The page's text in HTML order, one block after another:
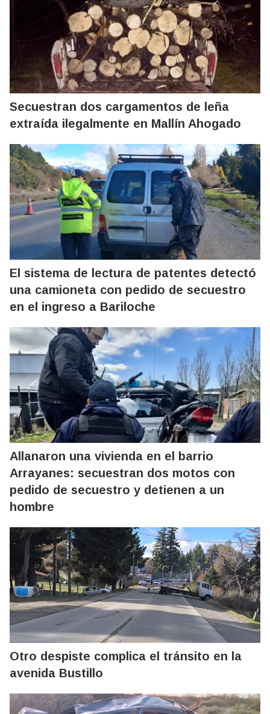
Secuestran dos cargamentos de leña
extraída ilegalmente en Mallín Ahogado
El sistema de lectura de patentes detectó
una camioneta con pedido de secuestro
en el ingreso a Bariloche
Allanaron una vivienda en el barrio
Arrayanes: secuestran dos motos con
pedido de secuestro y detienen a un
hombre
Otro despiste complica el tránsito en la
avenida Bustillo